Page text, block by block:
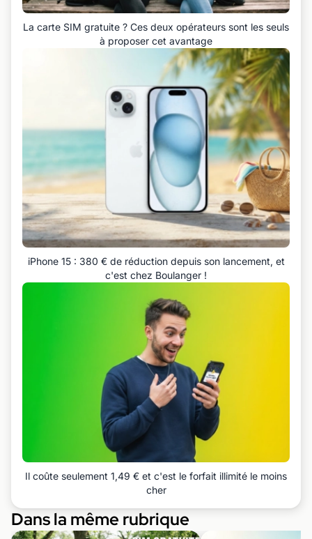
La carte SIM gratuite ? Ces deux opérateurs sont les seuls
à proposer cet avantage
iPhone 15 : 380 € de réduction depuis son lancement, et
c'est chez Boulanger !
Il coûte seulement 1,49 € et c'est le forfait illimité le moins
cher
Dans la même rubrique